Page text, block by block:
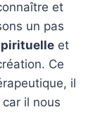
et
un pas
et
Ce
il
il nous